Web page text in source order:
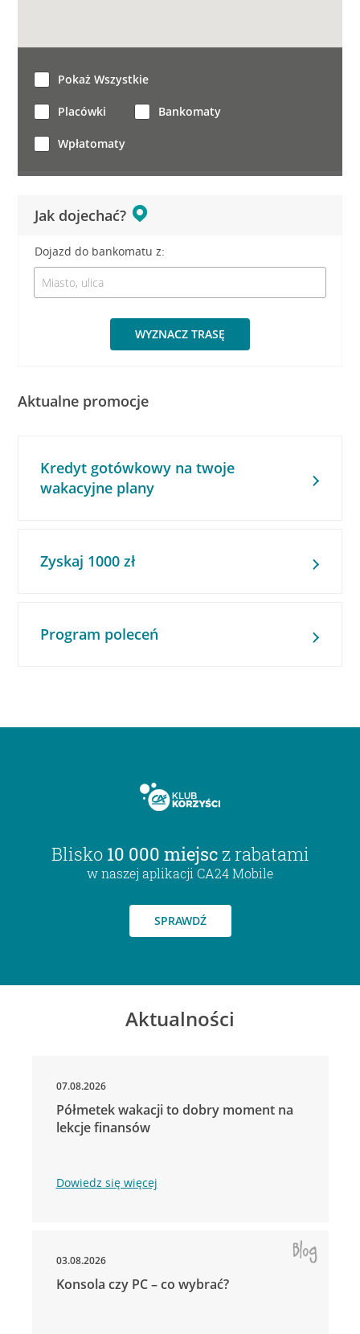
Jak dojechać?
Dojazd do bankomatu z:
WYZNACZ TRASĘ
Pokaż Wszystkie
Placówki Bankomaty
Wpłatomaty
Aktualne promocje
Kredyt gotówkowy na twoje
wakacyjne plany
Zyskaj 1000 zł
Program poleceń
Blisko 10 000 miejsc z rabatami
w naszej aplikacji CA24 Mobile
SPRAWDŹ
Aktualności
07.08.2026
Półmetek wakacji to dobry moment na
lekcje finansów
Dowiedz się więcej
03.08.2026
Konsola czy PC – co wybrać?